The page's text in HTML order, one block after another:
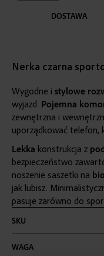
DOSTAWA
Nerka czarna
Wygodne i stylowe
wyjazd. Pojemna
zewnętrzna i
uporządkować telefon,
Lekka konstrukcja z
bezpieczeństwo
noszenie saszetki na
jak lubisz.
pasuje zarówno do
informacji
SKU
WAGA